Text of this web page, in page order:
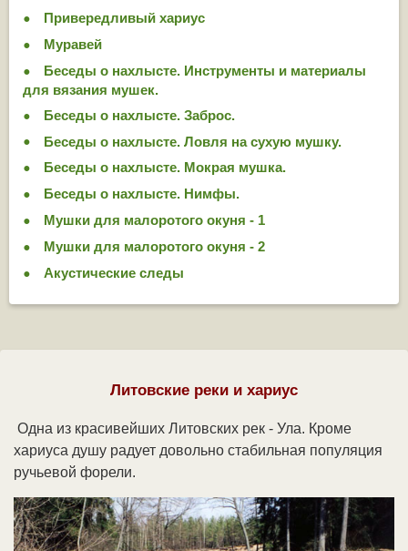
Привередливый хариус
Муравей
Беседы о нахлысте. Инструменты и материалы
для вязания мушек.
Беседы о нахлысте. Заброс.
Беседы о нахлысте. Ловля на сухую мушку.
Беседы о нахлысте. Мокрая мушка.
Беседы о нахлысте. Нимфы.
Мушки для малоротого окуня - 1
Мушки для малоротого окуня - 2
Акустические следы
Литовские реки и хариус
Одна из красивейших Литовских рек - Ула. Кроме
хариуса душу радует довольно стабильная популяция
ручьевой форели.